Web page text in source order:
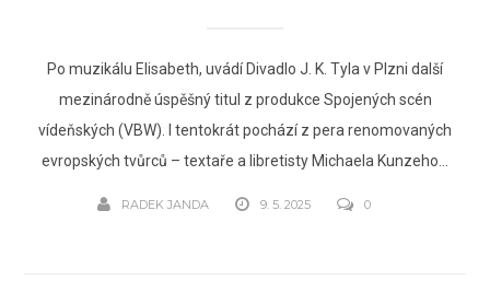
Po muzikálu Elisabeth, uvádí Divadlo J. K. Tyla v Plzni další
mezinárodně úspěšný titul z produkce Spojených scén
vídeňských (VBW). I tentokrát pochází z pera renomovaných
evropských tvůrců – textaře a libretisty Michaela Kunzeho...
RADEK JANDA 9. 5. 2025 0